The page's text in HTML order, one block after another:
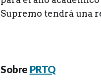
Supremo tendrá una
Sobre PRTQ